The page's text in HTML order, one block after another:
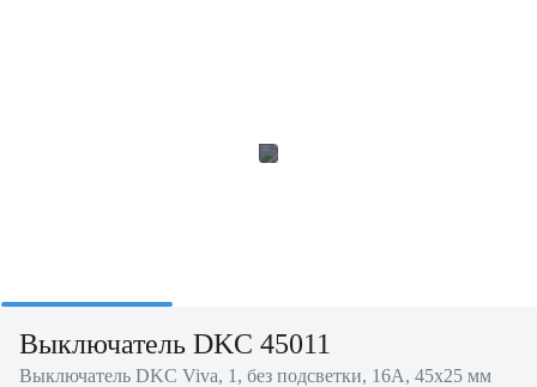
Выключатель DKC 45011
Выключатель DKC Viva, 1, без подсветки, 16А, 45х25 мм